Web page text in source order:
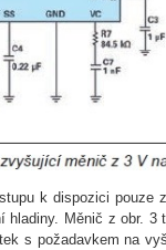
k dispozici pouze
hladiny. Měnič z obr.
s požadavkem na